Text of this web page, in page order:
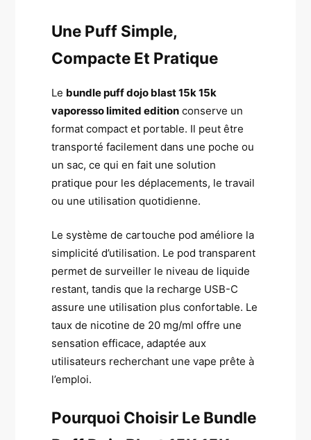
Une Puff Simple,
Compacte Et Pratique
Le bundle puff dojo blast 15k 15k
vaporesso limited edition conserve un
format compact et portable. Il peut être
transporté facilement dans une poche ou
un sac, ce qui en fait une solution
pratique pour les déplacements, le travail
ou une utilisation quotidienne.
Le système de cartouche pod améliore la
simplicité d’utilisation. Le pod transparent
permet de surveiller le niveau de liquide
restant, tandis que la recharge USB-C
assure une utilisation plus confortable. Le
taux de nicotine de 20 mg/ml offre une
sensation efficace, adaptée aux
utilisateurs recherchant une vape prête à
l’emploi.
Pourquoi Choisir Le Bundle